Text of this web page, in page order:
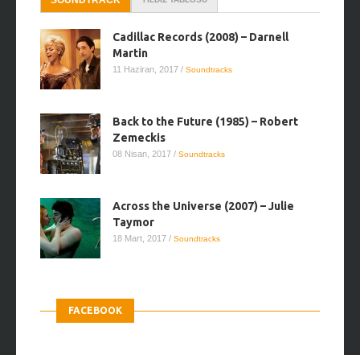
Cadillac Records (2008) – Darnell
Martin
11 Haziran, 2017 / Soundtracks
Back to the Future (1985) – Robert
Zemeckis
08 Nisan, 2017 / Soundtracks
Across the Universe (2007) – Julie
Taymor
18 Mart, 2017 / Soundtracks
FACEBOOK